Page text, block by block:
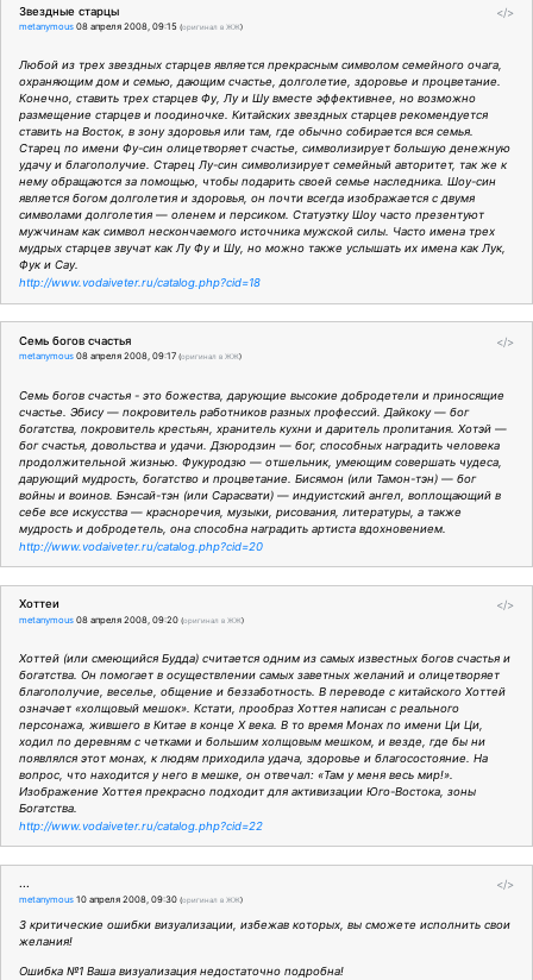
</>
Звездные старцы
metanymous 08 апреля 2008, 09:15 (оригинал в ЖЖ)
Любой из трех звездных старцев является прекрасным символом семейного очага,
охраняющим дом и семью, дающим счастье, долголетие, здоровье и процветание.
Конечно, ставить трех старцев Фу, Лу и Шу вместе эффективнее, но возможно
размещение старцев и поодиночке. Китайских звездных старцев рекомендуется
ставить на Восток, в зону здоровья или там, где обычно собирается вся семья.
Старец по имени Фу-син олицетворяет счастье, символизирует большую денежную
удачу и благополучие. Старец Лу-син символизирует семейный авторитет, так же к
нему обращаются за помощью, чтобы подарить своей семье наследника. Шоу-син
является богом долголетия и здоровья, он почти всегда изображается с двумя
символами долголетия — оленем и персиком. Статуэтку Шоу часто презентуют
мужчинам как символ нескончаемого источника мужской силы. Часто имена трех
мудрых старцев звучат как Лу Фу и Шу, но можно также услышать их имена как Лук,
Фук и Сау.
http://www.vodaiveter.ru/catalog.php?cid=18
</>
Семь богов счастья
metanymous 08 апреля 2008, 09:17 (оригинал в ЖЖ)
Семь богов счастья - это божества, дарующие высокие добродетели и приносящие
счастье. Эбису — покровитель работников разных профессий. Дайкоку — бог
богатства, покровитель крестьян, хранитель кухни и даритель пропитания. Хотэй —
бог счастья, довольства и удачи. Дзюродзин — бог, способных наградить человека
продолжительной жизнью. Фукуродзю — отшельник, умеющим совершать чудеса,
дарующий мудрость, богатство и процветание. Бисямон (или Тамон-тэн) — бог
войны и воинов. Бэнсай-тэн (или Сарасвати) — индуистский ангел, воплощающий в
себе все искусства — красноречия, музыки, рисования, литературы, а также
мудрость и добродетель, она способна наградить артиста вдохновением.
http://www.vodaiveter.ru/catalog.php?cid=20
</>
Хоттеи
metanymous 08 апреля 2008, 09:20 (оригинал в ЖЖ)
Хоттей (или смеющийся Будда) считается одним из самых известных богов счастья и
богатства. Он помогает в осуществлении самых заветных желаний и олицетворяет
благополучие, веселье, общение и беззаботность. В переводе с китайского Хоттей
означает «холщовый мешок». Кстати, прообраз Хоттея написан с реального
персонажа, жившего в Китае в конце Х века. В то время Монах по имени Ци Ци,
ходил по деревням с четками и большим холщовым мешком, и везде, где бы ни
появлялся этот монах, к людям приходила удача, здоровье и благосостояние. На
вопрос, что находится у него в мешке, он отвечал: «Там у меня весь мир!».
Изображение Хоттея прекрасно подходит для активизации Юго-Востока, зоны
Богатства.
http://www.vodaiveter.ru/catalog.php?cid=22
</>
...
metanymous 10 апреля 2008, 09:30 (оригинал в ЖЖ)
3 критические ошибки визуализации, избежав которых, вы сможете исполнить свои
желания!
Ошибка №1 Ваша визуализация недостаточно подробна!